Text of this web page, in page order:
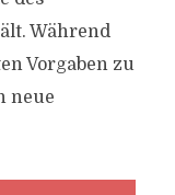
Während
Vorgaben zu
neue